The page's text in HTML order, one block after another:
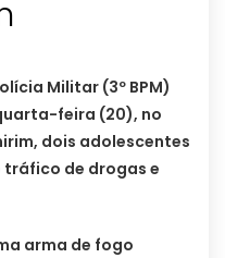
Militar (3º BPM)
feira (20), no
dois adolescentes
tráfico de drogas e
arma de fogo